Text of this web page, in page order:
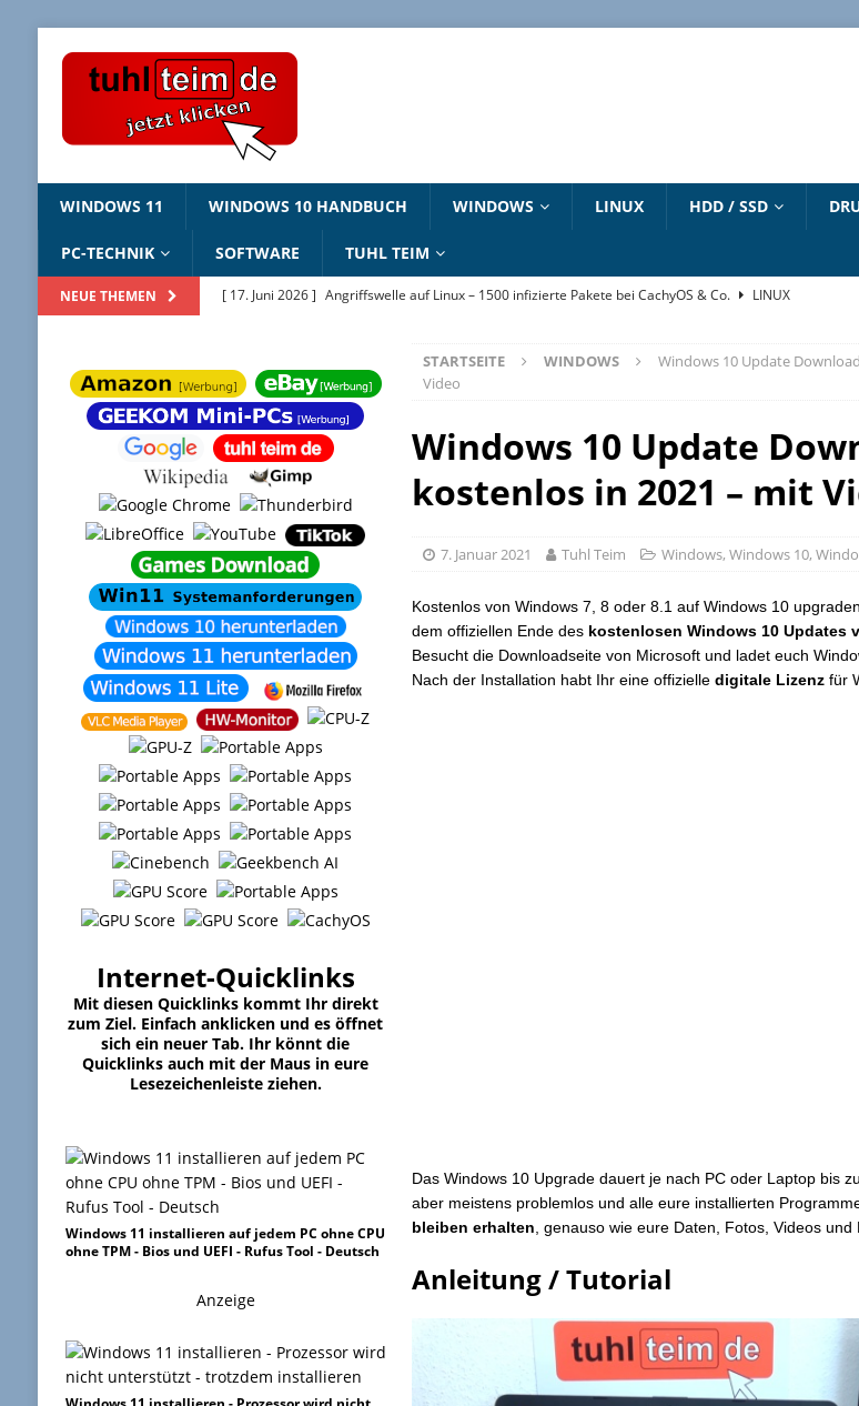
WINDOWS 11 WINDOWS 10 HANDBUCH WINDOWS LINUX HDD / SSD
PC-TECHNIK SOFTWARE TUHL TEIM
NEUE THEMEN [ 17. Juni 2026 ] Angriffswelle auf Linux – 1500 infizierte Pakete bei CachyOS & Co.
LINUX
[ 11. Mai 2026 ] Linux Sicherheitslücken 2026 – Dirty Frag – Copy Fail – Pack2TheRoot – Fragnesia
[ 2. Februar 2026 ] Bildschirmhintergründe zum Download
[ 25. Juni 2026 ]
Windows 10 ESU – jetzt registrieren und aktivieren – Updates bis 2027 NEUESTE
STARTSEITE WINDOWS
Windows 10 Update
Video
Windows 10 Update
kostenlos in 2021 – mit
7. Januar 2021 Tuhl Teim Windows,Windows 10,
Kostenlos von Windows 7, 8 oder 8.1 auf Windows 10
dem offiziellen Ende des kostenlosen Windows 10 Updates
Besucht die Downloadseite von Microsoft und ladet euch
Nach der Installation habt Ihr eine offizielledigitale Lizenz für
Das Windows 10 Upgrade dauert je nach PC oder Laptop bis
aber meistens problemlos und alle eure installierten
bleiben erhalten , genauso wie eure Daten, Fotos, Videos und
Anleitung / Tutorial
Internet-Quicklinks
Mit diesen Quicklinks kommt Ihr direkt
zum Ziel. Einfach anklicken und es öffnet
sich ein neuer Tab. Ihr könnt die
Quicklinks auch mit der Maus in eure
Lesezeichenleiste ziehen.
Windows 11 installieren auf jedem PC ohne CPU
ohne TPM - Bios und UEFI - Rufus Tool - Deutsch
Anzeige